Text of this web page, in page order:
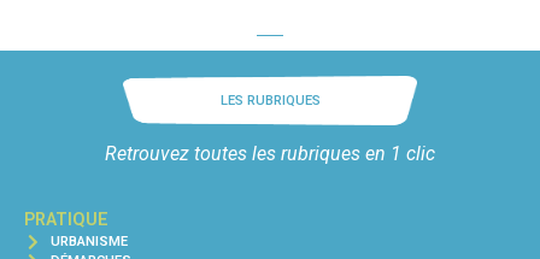
LES RUBRIQUES
Retrouvez toutes les rubriques en 1 clic
PRATIQUE
URBANISME